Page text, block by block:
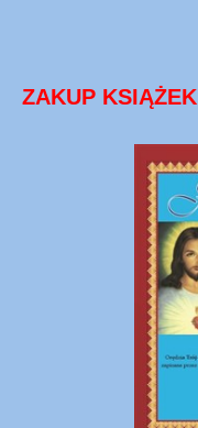
ZAKUP KSIĄŻEK